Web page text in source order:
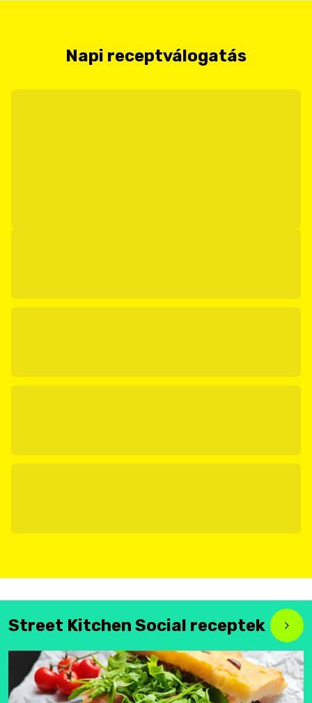
Napi receptválogatás
Street Kitchen Social receptek